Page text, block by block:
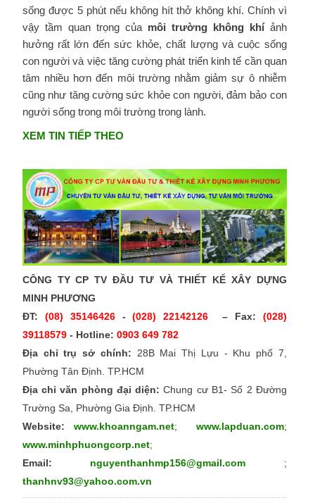
sống được 5 phút nếu không hít thở không khí. Chính vì
vậy tầm quan trọng của môi trường không khíảnh
hưởng rất lớn đến sức khỏe, chất lượng và cuộc sống
con người và việc tăng cường phát triển kinh tế cần quan
tâm nhiều hơn đến môi trường nhằm giảm sự ô nhiễm
cũng như tăng cường sức khỏe con người, đảm bảo con
người sống trong môi trường trong lành.
XEM TIN TIẾP THEO
CÔNG TY CP TV ĐẦU TƯ VÀ THIẾT KẾ XÂY DỰNG
MINH PHƯƠNG
ĐT: (08) 35146426-(028) 22142126 – Fax: (028)
39118579- Hotline: 0903 649 782
Địa chỉ trụ sở chính: 28B Mai Thị Lựu - Khu phố 7,
Phường Tân Định. TP.HCM
Địa chỉ văn phòng đại diện: Chung cư B1- Số 2 Đường
Trường Sa, Phường Gia Định. TP.HCM
Website:
www.khoanngam.net; www.lapduan.com;
www.minhphuongcorp.net;
Email: nguyenthanhmp156@gmail.com ;
thanhnv93@yahoo.com.vn